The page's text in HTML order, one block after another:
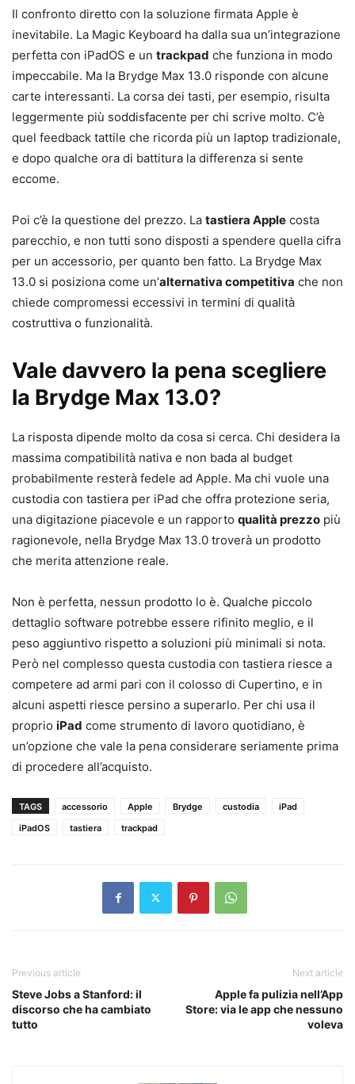
Il confronto diretto con la soluzione firmata Apple è
inevitabile. La Magic Keyboard ha dalla sua un’integrazione
perfetta con iPadOS e un trackpad che funziona in modo
impeccabile. Ma la Brydge Max 13.0 risponde con alcune
carte interessanti. La corsa dei tasti, per esempio, risulta
leggermente più soddisfacente per chi scrive molto. C’è
quel feedback tattile che ricorda più un laptop tradizionale,
e dopo qualche ora di battitura la differenza si sente
eccome.
Poi c’è la questione del prezzo. La tastiera Apple costa
parecchio, e non tutti sono disposti a spendere quella cifra
per un accessorio, per quanto ben fatto. La Brydge Max
13.0 si posiziona come un’alternativa competitiva che non
chiede compromessi eccessivi in termini di qualità
costruttiva o funzionalità.
Vale davvero la pena scegliere
la Brydge Max 13.0?
La risposta dipende molto da cosa si cerca. Chi desidera la
massima compatibilità nativa e non bada al budget
probabilmente resterà fedele ad Apple. Ma chi vuole una
custodia con tastiera per iPad che offra protezione seria,
una digitazione piacevole e un rapporto qualità prezzo più
ragionevole, nella Brydge Max 13.0 troverà un prodotto
che merita attenzione reale.
Non è perfetta, nessun prodotto lo è. Qualche piccolo
dettaglio software potrebbe essere rifinito meglio, e il
peso aggiuntivo rispetto a soluzioni più minimali si nota.
Però nel complesso questa custodia con tastiera riesce a
competere ad armi pari con il colosso di Cupertino, e in
alcuni aspetti riesce persino a superarlo. Per chi usa il
proprio iPad come strumento di lavoro quotidiano, è
un’opzione che vale la pena considerare seriamente prima
di procedere all’acquisto.
TAGS accessorio Apple Brydge custodia
iPad
iPadOS
tastiera trackpad
Previous article
Steve Jobs a Stanford: il
discorso che ha cambiato
tutto
Next article
Apple fa pulizia nell’App
Store: via le app che nessuno
voleva